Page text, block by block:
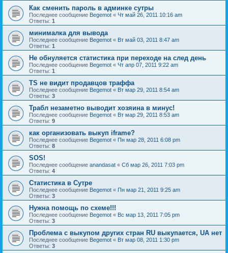
Как сменить пароль в админке сутры
Последнее сообщение Begemot « Чт май 26, 2011 10:16 am
Ответы: 1
минималка для вывода
Последнее сообщение Begemot « Вт май 03, 2011 8:47 am
Ответы: 1
Не обнуляется статистика при переходе на след день
Последнее сообщение Begemot « Чт апр 07, 2011 9:22 am
Ответы: 1
TS не видит продавцов траффа
Последнее сообщение Begemot « Вт мар 29, 2011 8:54 am
Ответы: 3
Трабл незаметно выводит хозяина в минус!
Последнее сообщение Begemot « Вт мар 29, 2011 8:53 am
Ответы: 9
как организовать выкуп iframe?
Последнее сообщение Begemot « Пн мар 28, 2011 6:08 pm
Ответы: 8
SOS!
Последнее сообщение anandasat « Сб мар 26, 2011 7:03 pm
Ответы: 4
Статистика в Сутре
Последнее сообщение Begemot « Пн мар 21, 2011 9:25 am
Ответы: 3
Нужна помощь по схеме!!!
Последнее сообщение Begemot « Вс мар 13, 2011 7:05 pm
Ответы: 3
Проблема с выкупом других стран RU выкупается, UA нет
Последнее сообщение Begemot « Вт мар 08, 2011 1:30 pm
Ответы: 3